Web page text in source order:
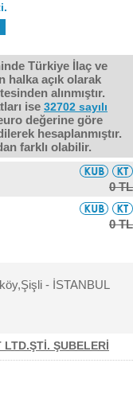
Türkiye İlaç ve
halka açık olarak
alınmıştır.
ise 32702 sayılı
değerine göre
hesaplanmıştır.
farklı olabilir.
0 TL
0 TL
- İSTANBUL
LTD.ŞTİ. ŞUBELERİ